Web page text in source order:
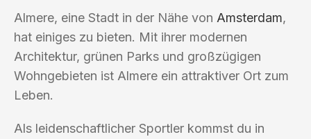
Almere, eine Stadt in der Nähe von Amsterdam,
hat einiges zu bieten. Mit ihrer modernen
Architektur, grünen Parks und großzügigen
Wohngebieten ist Almere ein attraktiver Ort zum
Leben.
Als leidenschaftlicher Sportler kommst du in